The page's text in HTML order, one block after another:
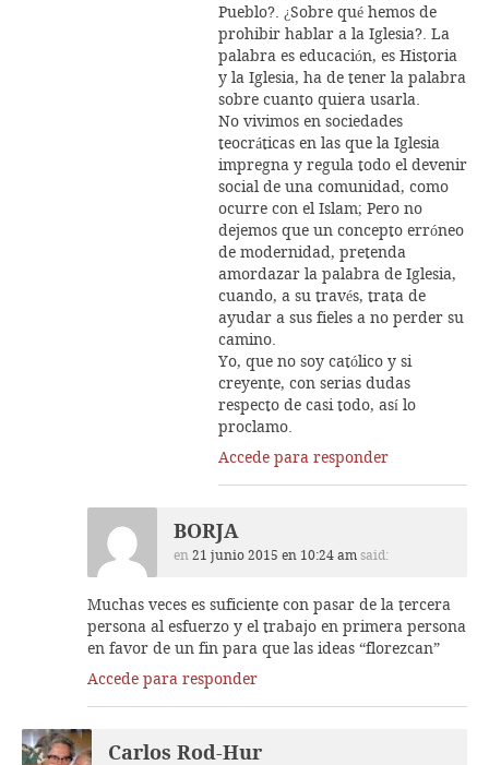
Pueblo?. ¿Sobre qué hemos de
prohibir hablar a la Iglesia?. La
palabra es educación, es Historia
y la Iglesia, ha de tener la palabra
sobre cuanto quiera usarla.
No vivimos en sociedades
teocráticas en las que la Iglesia
impregna y regula todo el devenir
social de una comunidad, como
ocurre con el Islam; Pero no
dejemos que un concepto erróneo
de modernidad, pretenda
amordazar la palabra de Iglesia,
cuando, a su través, trata de
ayudar a sus fieles a no perder su
camino.
Yo, que no soy católico y si
creyente, con serias dudas
respecto de casi todo, así lo
proclamo.
Accede para responder
BORJA
en 21 junio 2015 en 10:24 am said:
Muchas veces es suficiente con pasar de la tercera
persona al esfuerzo y el trabajo en primera persona
en favor de un fin para que las ideas “florezcan”
Accede para responder
Carlos Rod-Hur